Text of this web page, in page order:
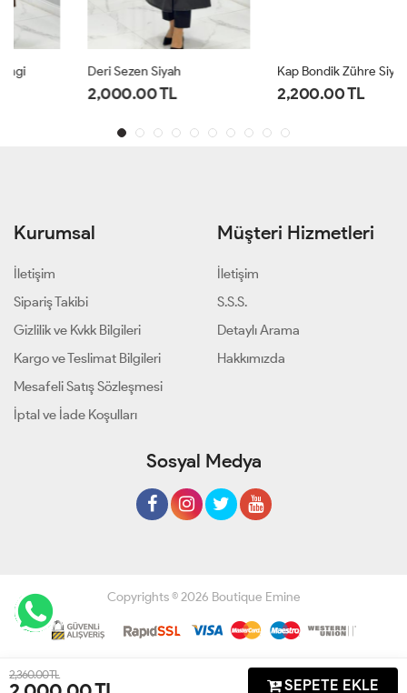
2,360.00 TL
SEPETE EKLE
Deri Sezen Siyah
2,000.00 TL
Kap Bondik Zühre Siyah
2,200.00 TL
Kurumsal
İletişim
Sipariş Takibi
Gizlilik ve Kvkk Bilgileri
Kargo ve Teslimat Bilgileri
Mesafeli Satış Sözleşmesi
İptal ve İade Koşulları
Müşteri Hizmetleri
İletişim
S.S.S.
Detaylı Arama
Hakkımızda
Sosyal Medya
Copyrights © 2026 Boutique Emine
Geliştir - powered by innovation